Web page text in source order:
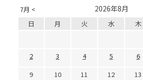
7月 < 2026年8月
日 月 火 水 木
2
3 4 5 6
9
10 11 12 13